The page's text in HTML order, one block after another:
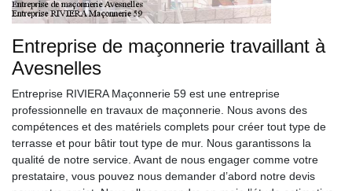
Entreprise de maçonnerie travaillant à
Avesnelles
Entreprise RIVIERA Maçonnerie 59 est une entreprise
professionnelle en travaux de maçonnerie. Nous avons des
compétences et des matériels complets pour créer tout type de
terrasse et pour bâtir tout type de mur. Nous garantissons la
qualité de notre service. Avant de nous engager comme votre
prestataire, vous pouvez nous demander d’abord notre devis